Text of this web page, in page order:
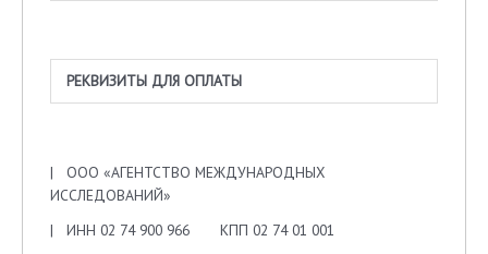
РЕКВИЗИТЫ ДЛЯ ОПЛАТЫ
| ООО «АГЕНТСТВО МЕЖДУНАРОДНЫХ
ИССЛЕДОВАНИЙ»
| ИНН 02 74 900 966 КПП 02 74 01 001